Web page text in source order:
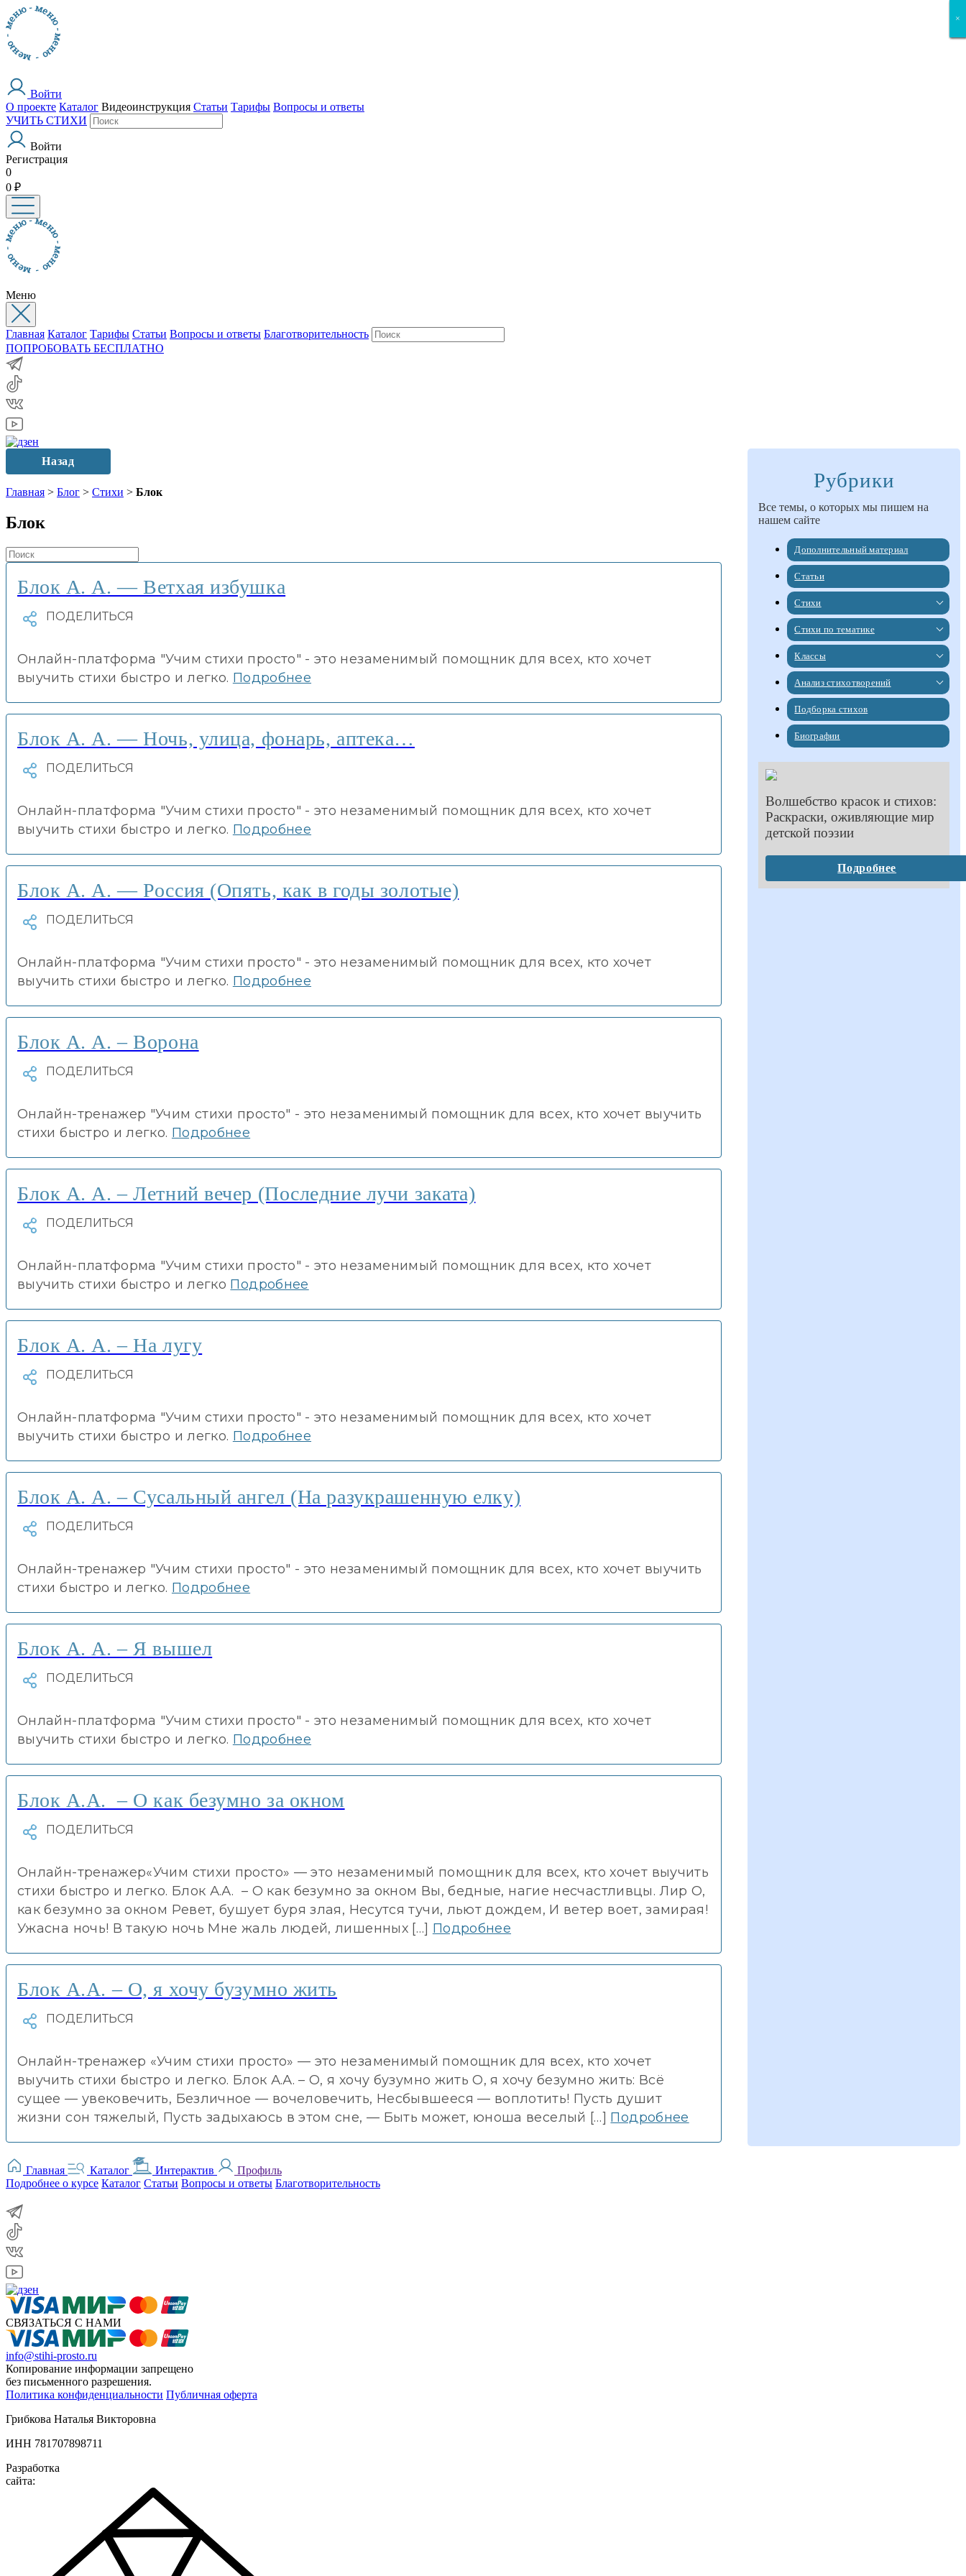
Войти
О проекте Каталог Видеоинструкция Статьи Тарифы Вопросы и ответы
УЧИТЬ СТИХИ
Войти
Регистрация
0
0 ₽
Меню
Главная Каталог Тарифы Статьи Вопросы и ответы Благотворительность
ПОПРОБОВАТЬ БЕСПЛАТНО
Назад
Главная > Блог > Стихи > Блок
Блок
Блок А. А. — Ветхая избушка
Онлайн-платформа "Учим стихи просто" - это незаменимый помощник для всех, кто хочет
выучить стихи быстро и легко. Подробнее
Блок А. А. — Ночь, улица, фонарь, аптека…
Онлайн-платформа "Учим стихи просто" - это незаменимый помощник для всех, кто хочет
выучить стихи быстро и легко. Подробнее
Блок А. А. — Россия (Опять, как в годы золотые)
Онлайн-платформа "Учим стихи просто" - это незаменимый помощник для всех, кто хочет
выучить стихи быстро и легко. Подробнее
Блок А. А. – Ворона
Онлайн-тренажер "Учим стихи просто" - это незаменимый помощник для всех, кто хочет выучить
стихи быстро и легко. Подробнее
Блок А. А. – Летний вечер (Последние лучи заката)
Онлайн-платформа "Учим стихи просто" - это незаменимый помощник для всех, кто хочет
выучить стихи быстро и легко Подробнее
Блок А. А. – На лугу
Онлайн-платформа "Учим стихи просто" - это незаменимый помощник для всех, кто хочет
выучить стихи быстро и легко. Подробнее
Блок А. А. – Сусальный ангел (На разукрашенную елку)
Онлайн-тренажер "Учим стихи просто" - это незаменимый помощник для всех, кто хочет выучить
стихи быстро и легко. Подробнее
Блок А. А. – Я вышел
Онлайн-платформа "Учим стихи просто" - это незаменимый помощник для всех, кто хочет
выучить стихи быстро и легко. Подробнее
Блок А.А. – О как безумно за окном
Онлайн-тренажер«Учим стихи просто» — это незаменимый помощник для всех, кто хочет выучить
стихи быстро и легко. Блок А.А. – О как безумно за окном Вы, бедные, нагие несчастливцы. Лир О,
как безумно за окном Ревет, бушует буря злая, Несутся тучи, льют дождем, И ветер воет, замирая!
Ужасна ночь! В такую ночь Мне жаль людей, лишенных […] Подробнее
Блок А.А. – О, я хочу бузумно жить
Онлайн-тренажер «Учим стихи просто» — это незаменимый помощник для всех, кто хочет
выучить стихи быстро и легко. Блок А.А. – О, я хочу бузумно жить О, я хочу безумно жить: Всё
сущее — увековечить, Безличное — вочеловечить, Несбывшееся — воплотить! Пусть душит
жизни сон тяжелый, Пусть задыхаюсь в этом сне, — Быть может, юноша веселый […] Подробнее
Рубрики
Все темы, о которых мы пишем на
нашем сайте
Дополнительный материал
Статьи
Стихи
Стихи по тематике
Классы
Анализ стихотворений
Подборка стихов
Биографии
Волшебство красок и стихов:
Раскраски, оживляющие мир
детской поэзии
Подробнее
Главная Каталог Интерактив
Профиль
Подробнее о курсе Каталог Статьи Вопросы и ответы Благотворительность
СВЯЗАТЬСЯ С НАМИ
info@stihi-prosto.ru
Копирование информации запрещено
без письменного разрешения.
Политика конфиденциальности Публичная оферта
Грибкова Наталья Викторовна
ИНН 781707898711
Разработка
сайта:
×
×
×
×
×